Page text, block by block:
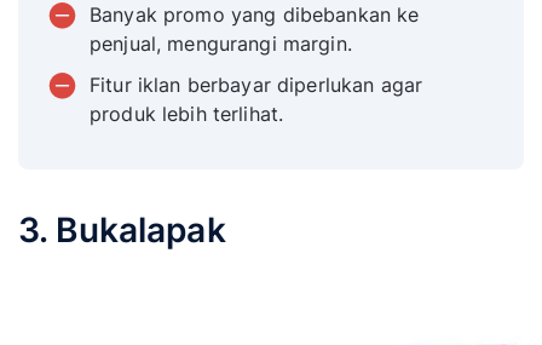
Banyak promo yang dibebankan ke
penjual, mengurangi margin.
Fitur iklan berbayar diperlukan agar
produk lebih terlihat.
3. Bukalapak